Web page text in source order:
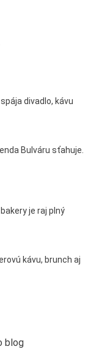
divadlo, kávu
Bulváru sťahuje.
je raj plný
kávu, brunch aj
blog